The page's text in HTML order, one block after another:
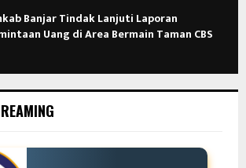
Banjar Tindak Lanjuti Laporan
Uang di Area Bermain Taman CBS